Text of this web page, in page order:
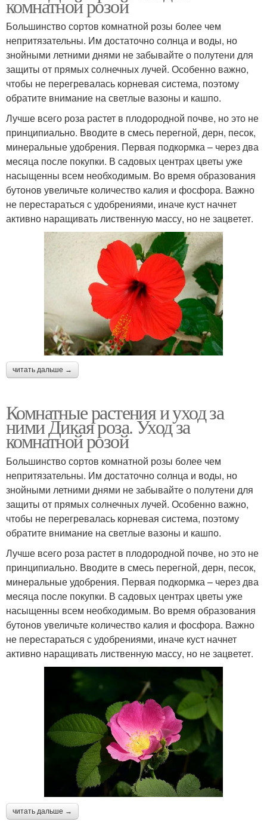
комнатной розой
Большинство сортов комнатной розы более чем
непритязательны. Им достаточно солнца и воды, но
знойными летними днями не забывайте о полутени для
защиты от прямых солнечных лучей. Особенно важно,
чтобы не перегревалась корневая система, поэтому
обратите внимание на светлые вазоны и кашпо.
Лучше всего роза растет в плодородной почве, но это не
принципиально. Вводите в смесь перегной, дерн, песок,
минеральные удобрения. Первая подкормка – через два
месяца после покупки. В садовых центрах цветы уже
насыщенны всем необходимым. Во время образования
бутонов увеличьте количество калия и фосфора. Важно
не перестараться с удобрениями, иначе куст начнет
активно наращивать лиственную массу, но не зацветет.
читать дальше →
Комнатные растения и уход за
ними Дикая роза. Уход за
комнатной розой
Большинство сортов комнатной розы более чем
непритязательны. Им достаточно солнца и воды, но
знойными летними днями не забывайте о полутени для
защиты от прямых солнечных лучей. Особенно важно,
чтобы не перегревалась корневая система, поэтому
обратите внимание на светлые вазоны и кашпо.
Лучше всего роза растет в плодородной почве, но это не
принципиально. Вводите в смесь перегной, дерн, песок,
минеральные удобрения. Первая подкормка – через два
месяца после покупки. В садовых центрах цветы уже
насыщенны всем необходимым. Во время образования
бутонов увеличьте количество калия и фосфора. Важно
не перестараться с удобрениями, иначе куст начнет
активно наращивать лиственную массу, но не зацветет.
читать дальше →